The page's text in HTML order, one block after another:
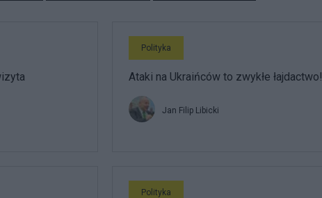
Polityka
Ataki na Ukraińców to zwykłe łajdactwo!
Jan Filip Libicki
Polityka